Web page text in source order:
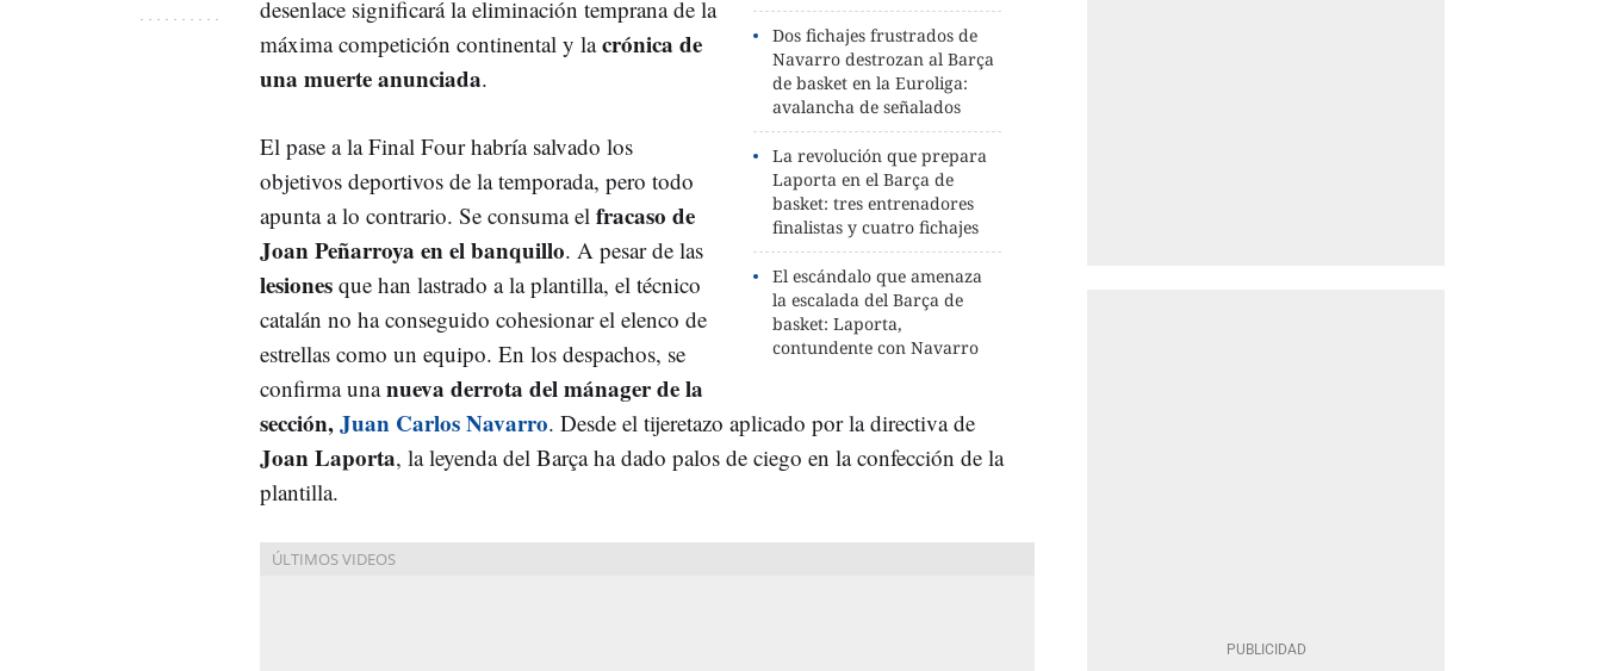
Dos fichajes frustrados de
Navarro destrozan al Barça
de basket en la Euroliga:
avalancha de señalados
La revolución que prepara
Laporta en el Barça de
basket: tres entrenadores
finalistas y cuatro fichajes
El escándalo que amenaza
la escalada del Barça de
basket: Laporta,
contundente con Navarro
desenlace significará la eliminación temprana de la
máxima competición continental y lacrónica de
una muerte anunciada.
El pase a la Final Four habría salvado los
objetivos deportivos de la temporada, pero todo
apunta a lo contrario. Se consuma el fracaso de
Joan Peñarroya en el banquillo. A pesar de las
lesiones que han lastrado a la plantilla, el técnico
catalán no ha conseguido cohesionar el elenco de
estrellas como un equipo. En los despachos, se
confirma unanueva derrota del mánager de la
sección,Juan Carlos Navarro. Desde el tijeretazo aplicado por la directiva de
Joan Laporta, la leyenda del Barça ha dado palos de ciego en la confección de la
plantilla.